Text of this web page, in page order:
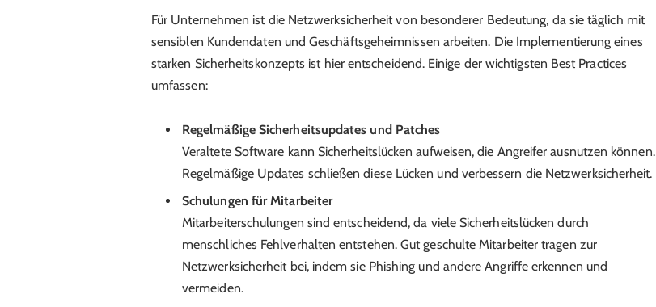
Für Unternehmen ist die Netzwerksicherheit von besonderer Bedeutung, da sie täglich mit
sensiblen Kundendaten und Geschäftsgeheimnissen arbeiten. Die Implementierung eines
starken Sicherheitskonzepts ist hier entscheidend. Einige der wichtigsten Best Practices
umfassen:
Regelmäßige Sicherheitsupdates und Patches
Veraltete Software kann Sicherheitslücken aufweisen, die Angreifer ausnutzen können.
Regelmäßige Updates schließen diese Lücken und verbessern die Netzwerksicherheit.
Schulungen für Mitarbeiter
Mitarbeiterschulungen sind entscheidend, da viele Sicherheitslücken durch
menschliches Fehlverhalten entstehen. Gut geschulte Mitarbeiter tragen zur
Netzwerksicherheit bei, indem sie Phishing und andere Angriffe erkennen und
vermeiden.